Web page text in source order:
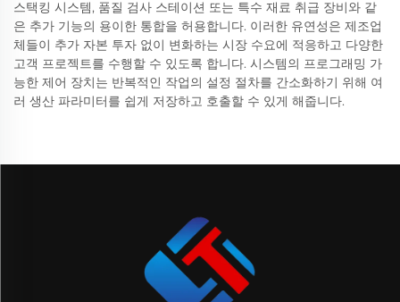
스택킹 시스템, 품질 검사 스테이션 또는 특수 재료 취급 장비와 같
은 추가 기능의 용이한 통합을 허용합니다. 이러한 유연성은 제조업
체들이 추가 자본 투자 없이 변화하는 시장 수요에 적응하고 다양한
고객 프로젝트를 수행할 수 있도록 합니다. 시스템의 프로그래밍 가
능한 제어 장치는 반복적인 작업의 설정 절차를 간소화하기 위해 여
러 생산 파라미터를 쉽게 저장하고 호출할 수 있게 해줍니다.